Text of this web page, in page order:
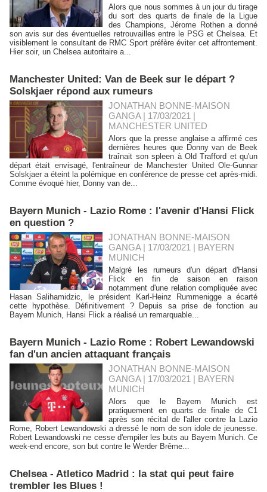
Alors que nous sommes à un jour du tirage
du sort des quarts de finale de la Ligue
des Champions, Jérome Rothen a donné
son avis sur des éventuelles retrouvailles entre le PSG et Chelsea. Et
visiblement le consultant de RMC Sport préfère éviter cet affrontement.
Hier soir, un Chelsea autoritaire a...
Manchester United: Van de Beek sur le départ ?
Solskjaer répond aux rumeurs
JONATHAN BONNE-MAISON
GANGA | 17/03/2021 |
MANCHESTER UNITED
Alors que la presse anglaise a affirmé ces
dernières heures que Donny van de Beek
traînait son spleen à Old Trafford et qu'un
départ était envisagé, l'entraîneur de Manchester United Ole-Gunnar
Solskjaer a éteint la polémique en conférence de presse cet après-midi.
Comme évoqué hier, Donny van de...
Bayern Munich - Lazio Rome : l'avenir d'Hansi Flick
en question ?
JONATHAN BONNE-MAISON
GANGA | 17/03/2021 | BAYERN
MUNICH
Malgré les rumeurs d'un départ d'Hansi
Flick en fin de saison en raison
notamment d'une relation compliquée avec
Hasan Salihamidzic, le président Karl-Heinz Rummenigge a écarté
cette hypothèse. Définitivement ? Depuis sa prise de fonction au
Bayern Munich, Hansi Flick a réalisé un remarquable...
Bayern Munich - Lazio Rome : Robert Lewandowski
fan d'un ancien attaquant français
JONATHAN BONNE-MAISON
GANGA | 17/03/2021 | BAYERN
MUNICH
Alors que le Bayern Munich est
pratiquement en quarts de finale de C1
après son récital de l'aller contre la Lazio
Rome, Robert Lewandowski a dressé le nom de son idole de jeunesse.
Robert Lewandowski ne cesse d'empiler les buts au Bayern Munich. Ce
week-end encore, son but contre le Werder Brême...
Chelsea - Atletico Madrid : la stat qui peut faire
trembler les Blues !